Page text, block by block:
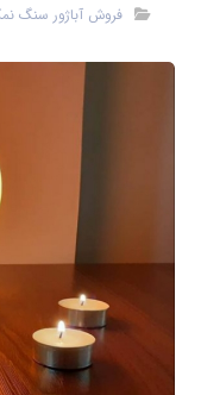
فروش آباژور سنگ